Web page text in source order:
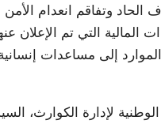
الحاد وتفاقم انعدام
المالية التي تم الإعلان
إلى مساعدات
لإدارة الكوارث،